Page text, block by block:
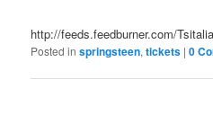
http://feeds.feedburner.com/Tsitalia
Posted in springsteen,tickets |0